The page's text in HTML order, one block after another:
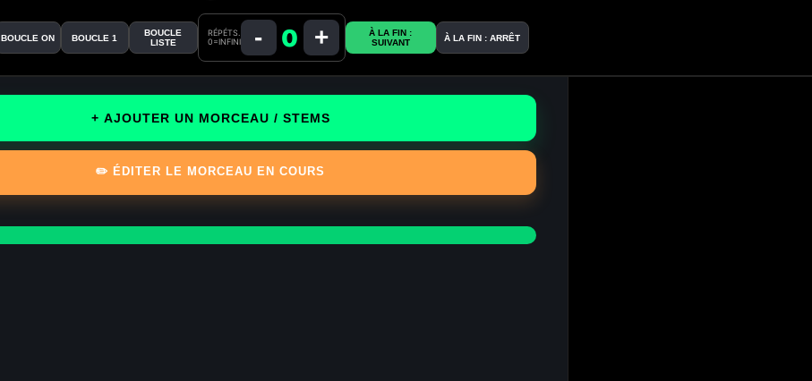
BOUCLE ON BOUCLE 1
BOUCLE
LISTE
RÉPÉTS.
0=INFINI
- 0 +
À LA FIN :
SUIVANT
À LA FIN : ARRÊT
+ AJOUTER UN MORCEAU / STEMS
✏️ ÉDITER LE MORCEAU EN COURS